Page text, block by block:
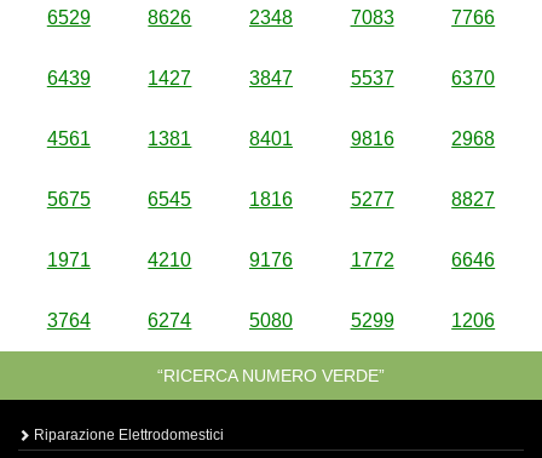
6529 8626 2348 7083 7766
6439 1427 3847 5537 6370
4561 1381 8401 9816 2968
5675 6545 1816 5277 8827
1971 4210 9176 1772 6646
3764 6274 5080 5299 1206
“RICERCA NUMERO VERDE”
Riparazione Elettrodomestici